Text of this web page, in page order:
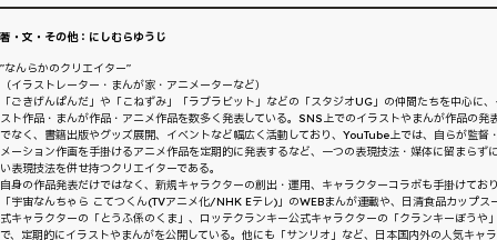
著・文・その他：にしむらゆうじ
"なんらかのクリエイター"
（イラストレーター・まんが家・アニメーターなど）
「ごきげんぱんだ」や「こねずみ」「ラブラビット」などの「スタジオUG」の仲間たちを中心に
スト作品・まんが作品・アニメ作品を数多く発表している。SNS上でのイラストやまんが作品の発
でなく、書籍出版やグッズ展開、イベントなど幅広く活動しており、YouTube上では、自らが監督
メーション作画を手掛けるアニメ作品を定期的に発表するなど、一つの表現技法・媒体に留まらず
い表現技法を併せ持つクリエイターである。
自身の作品発表だけではなく、新規キャラクターの創出・運用、キャラクターコラボも手掛けてお
「宇宙なんちゃら こてつくん(TVアニメ化/NHK Eテレ)」のWEBまんが連載や、日清食品カップス
式キャラクターの「とうふ係のくま」、ロッテクランキー公式キャラクターの「クランキーぼうや
で、定期的にイラストやまんがを公開している。他にも「サンリオ」など、日本国内外の人気キャ